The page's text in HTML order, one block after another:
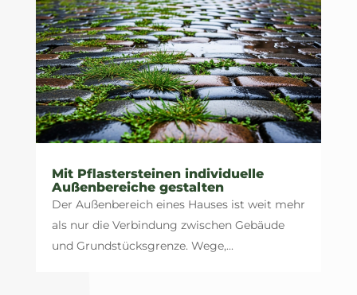
Mit Pflastersteinen individuelle
Außenbereiche gestalten
Der Außenbereich eines Hauses ist weit mehr
als nur die Verbindung zwischen Gebäude
und Grundstücksgrenze. Wege,...